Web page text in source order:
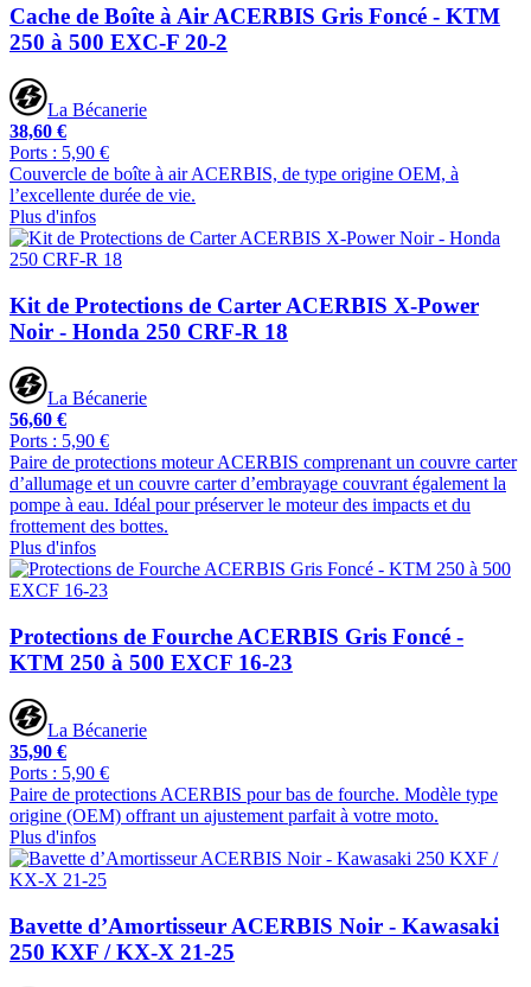
Cache de Boîte à Air ACERBIS Gris Foncé - KTM
250 à 500 EXC-F 20-2
La Bécanerie
38,60 €
Ports : 5,90 €
Couvercle de boîte à air ACERBIS, de type origine OEM, à
l’excellente durée de vie.
Plus d'infos
Kit de Protections de Carter ACERBIS X-Power
Noir - Honda 250 CRF-R 18
La Bécanerie
56,60 €
Ports : 5,90 €
Paire de protections moteur ACERBIS comprenant un couvre carter
d’allumage et un couvre carter d’embrayage couvrant également la
pompe à eau. Idéal pour préserver le moteur des impacts et du
frottement des bottes.
Plus d'infos
Protections de Fourche ACERBIS Gris Foncé -
KTM 250 à 500 EXCF 16-23
La Bécanerie
35,90 €
Ports : 5,90 €
Paire de protections ACERBIS pour bas de fourche. Modèle type
origine (OEM) offrant un ajustement parfait à votre moto.
Plus d'infos
Bavette d’Amortisseur ACERBIS Noir - Kawasaki
250 KXF / KX-X 21-25